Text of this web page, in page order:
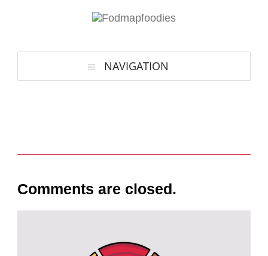
NAVIGATION
Comments are closed.